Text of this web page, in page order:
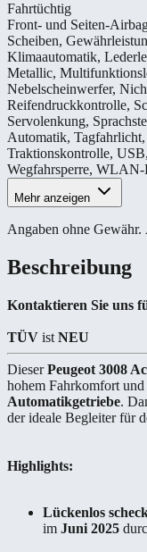
Fahrtüchtig
Front- und Seiten-
Scheiben,
Klimaautomatik,
Metallic,
Nebelscheinwerfer,
Reifendruckkontrolle,
Servolenkung,
Automatik, Tagfahrlicht,
Traktionskontrolle, USB,
Wegfahrsperre, WLAN-
Mehr anzeigen
Angaben ohne
Beschreibung
Kontaktieren Sie uns
TÜV ist NEU
DieserPeugeot 3008
hohem Fahrkomfort
Automatikgetriebe.
der ideale Begleiter für
Highlights:
Lückenlos
im Juni 2025